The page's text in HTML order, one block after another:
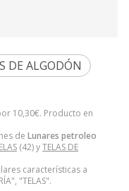
10,30€. Producto en
de Lunares petroleo
(42) yTELAS DE
características a
"TELAS".
DE ALGODÓN